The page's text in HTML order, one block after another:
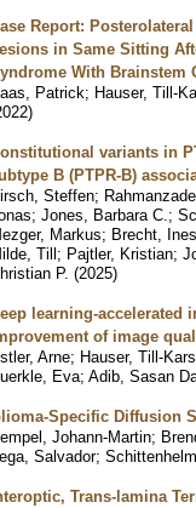
Report:
in Same Sitting
With Brainstem
Patrick; Hauser, Till-
)
variants in
B (PTPR-B)
Steffen;
; Jones, Barbara C. ;
Markus; Brecht, Ines
Till; Pajtler, Kristian;
P. (2025)
learning-
of image
Arne; Hauser, Till-
Eva; Adib, Sasan
Specific Diffusion
Johann-Martin;
Salvador;
Trans-lamina